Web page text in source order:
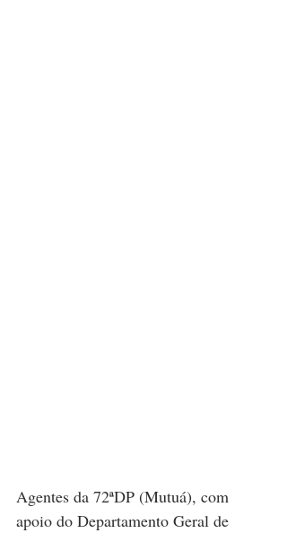
Agentes da 72ªDP (Mutuá), com
apoio do Departamento Geral de